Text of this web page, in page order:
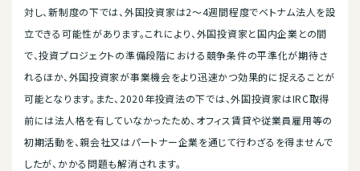
対し、新制度の下では、外国投資家は2〜4週間程度でベトナム法人を設
立できる可能性があります。これにより、外国投資家と国内企業との間
で、投資プロジェクトの準備段階における競争条件の平準化が期待さ
れるほか、外国投資家が事業機会をより迅速かつ効果的に捉えることが
可能となります。また、2020年投資法の下では、外国投資家はIRC取得
前には法人格を有していなかったため、オフィス賃貸や従業員雇用等の
初期活動を、親会社又はパートナー企業を通じて行わざるを得ませんで
したが、かかる問題も解消されます。